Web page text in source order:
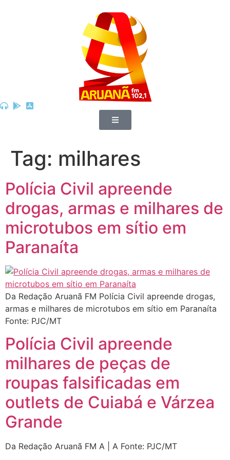
Tag: milhares
Polícia Civil apreende
drogas, armas e milhares de
microtubos em sítio em
Paranaíta
Da Redação Aruanã FM Polícia Civil apreende drogas,
armas e milhares de microtubos em sítio em Paranaíta
Fonte: PJC/MT
Polícia Civil apreende
milhares de peças de
roupas falsificadas em
outlets de Cuiabá e Várzea
Grande
Da Redação Aruanã FM A | A Fonte: PJC/MT